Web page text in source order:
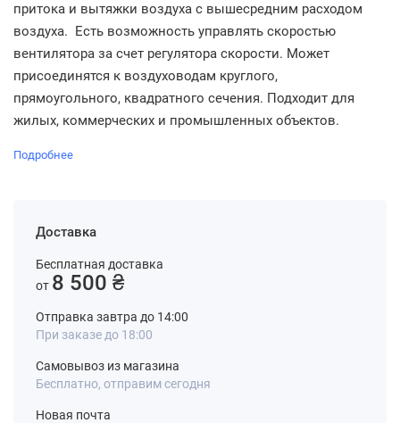
притока и вытяжки воздуха с вышесредним расходом
воздуха. Есть возможность управлять скоростью
вентилятора за счет регулятора скорости. Может
присоединятся к воздуховодам круглого,
прямоугольного, квадратного сечения. Подходит для
жилых, коммерческих и промышленных объектов.
Подробнее
Доставка
Бесплатная доставка
от 8 500 ₴
Отправка завтра до 14:00
При заказе до 18:00
Самовывоз из магазина
Бесплатно, отправим сегодня
Новая почта